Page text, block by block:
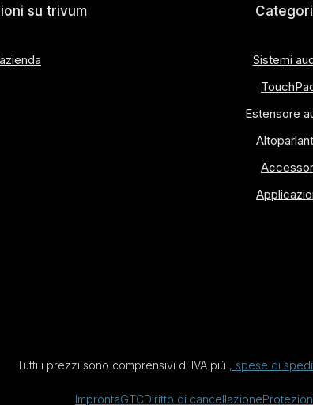
su trivum
Sistemi
Estensore
Tutti i prezzi sono comprensivi di IVA più , spese di
ImprontaGTCDiritto di cancellazione